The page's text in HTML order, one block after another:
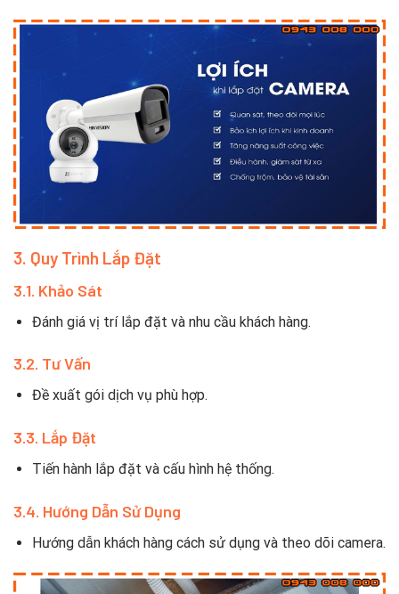
3. Quy Trình Lắp Đặt
3.1. Khảo Sát
Đánh giá vị trí lắp đặt và nhu cầu khách hàng.
3.2. Tư Vấn
Đề xuất gói dịch vụ phù hợp.
3.3. Lắp Đặt
Tiến hành lắp đặt và cấu hình hệ thống.
3.4. Hướng Dẫn Sử Dụng
Hướng dẫn khách hàng cách sử dụng và theo dõi camera.